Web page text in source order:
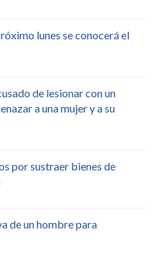
lunes se conocerá el
de lesionar con un
a una mujer y a su
por sustraer bienes de
de un hombre para